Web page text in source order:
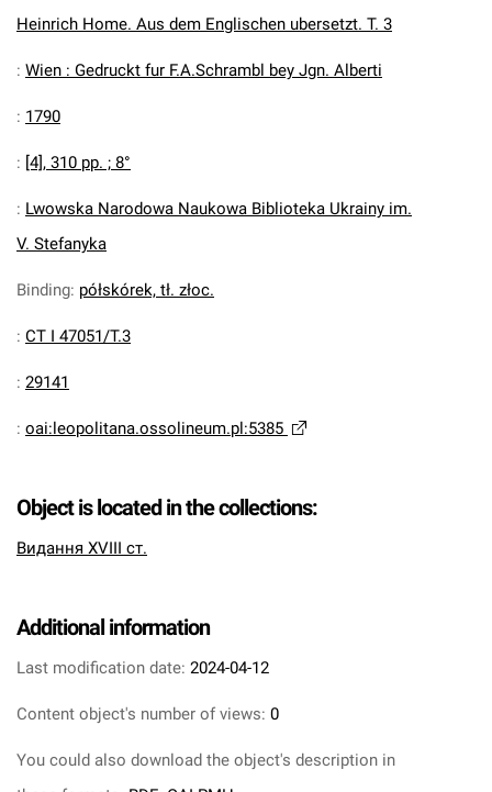
Heinrich Home. Aus dem Englischen ubersetzt. T. 3
: Wien : Gedruckt fur F.A.Schrambl bey Jgn. Alberti
: 1790
: [4], 310 pp. ; 8°
: Lwowska Narodowa Naukowa Biblioteka Ukrainy im.
V. Stefanyka
Binding: półskórek, tł. złoc.
: CT I 47051/T.3
: 29141
: oai:leopolitana.ossolineum.pl:5385
Object is located in the collections:
Видання XVIII ст.
Additional information
Last modification date: 2024-04-12
Content object's number of views: 0
You could also download the object's description in